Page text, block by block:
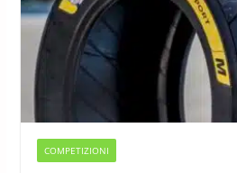
COMPETIZIONI